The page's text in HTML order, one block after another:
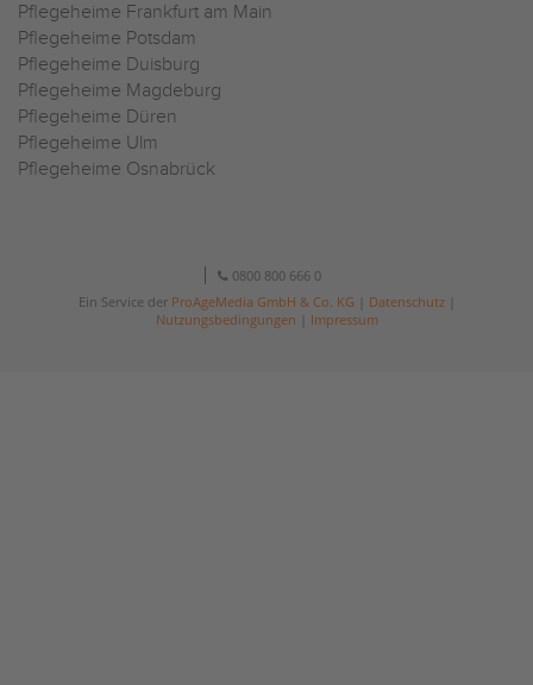
Pflegeheime Frankfurt am Main
Pflegeheime Potsdam
Pflegeheime Duisburg
Pflegeheime Magdeburg
Pflegeheime Düren
Pflegeheime Ulm
Pflegeheime Osnabrück
0800 800 666 0
Ein Service der ProAgeMedia GmbH & Co. KG Datenschutz|
Nutzungsbedingungen
Impressum